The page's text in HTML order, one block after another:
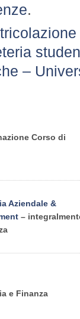
.
–
Corso di
Aziendale &
–
e Finanza